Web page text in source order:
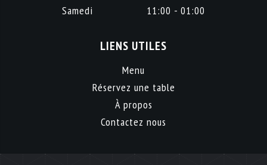
Samedi
11:00 - 01:00
LIENS UTILES
Menu
Réservez une table
À propos
Contactez nous